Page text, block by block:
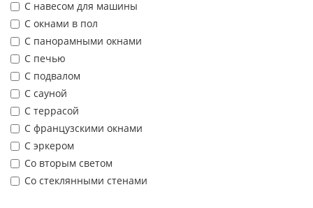
С навесом для машины
С окнами в пол
С панорамными окнами
С печью
С подвалом
С сауной
С террасой
С французскими окнами
С эркером
Со вторым светом
Со стеклянными стенами